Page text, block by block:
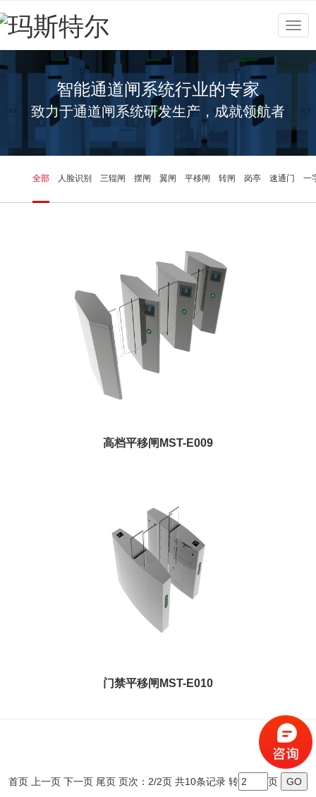
智能通道闸系统行业的专家
致力于通道闸系统研发生产，成就领航者
全部 人脸识别 三辊闸 摆闸 翼闸 平移闸 转闸 岗亭 速通门 一
高档平移闸MST-E009
门禁平移闸MST-E010
首页 上一页 下一页 尾页 页次：2/2页 共10条记录 转 页